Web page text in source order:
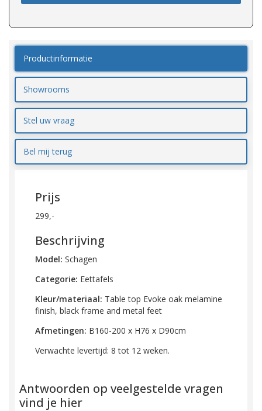
Productinformatie
Showrooms
Stel uw vraag
Bel mij terug
Prijs
299,-
Beschrijving
Model: Schagen
Categorie: Eettafels
Kleur/materiaal: Table top Evoke oak melamine
finish, black frame and metal feet
Afmetingen: B160-200 x H76 x D90cm
Verwachte levertijd: 8 tot 12 weken.
Antwoorden op veelgestelde vragen
vind je hier